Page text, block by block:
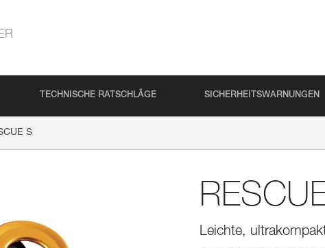
TECHNISCHE RATSCHLÄGE SICHERHEITSWARNUNGEN
S
Leichte,